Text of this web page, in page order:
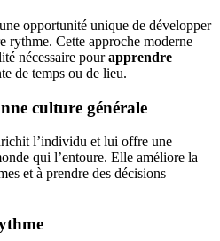
opportunité unique de développer
rythme. Cette approche moderne
nécessaire pourapprendre
de temps ou de lieu.
culture générale
l’individu et lui offre une
qui l’entoure. Elle améliore la
et à prendre des décisions